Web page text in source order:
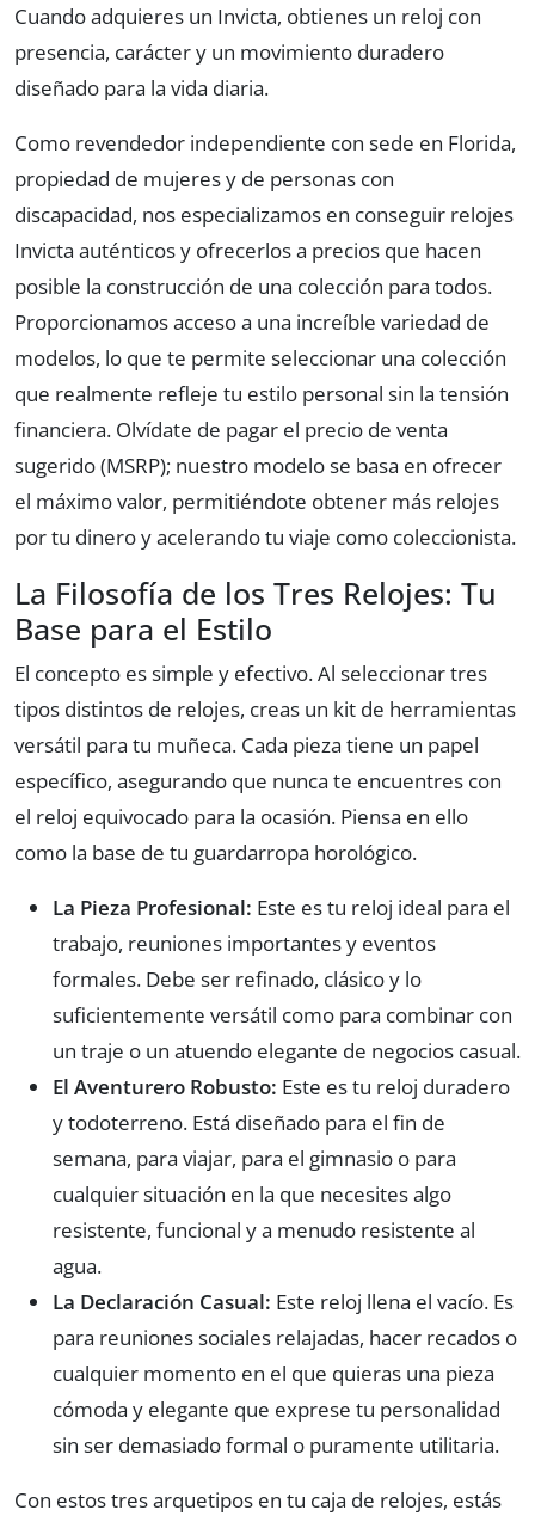
Cuando adquieres un Invicta, obtienes un reloj con
presencia, carácter y un movimiento duradero
diseñado para la vida diaria.
Como revendedor independiente con sede en Florida,
propiedad de mujeres y de personas con
discapacidad, nos especializamos en conseguir relojes
Invicta auténticos y ofrecerlos a precios que hacen
posible la construcción de una colección para todos.
Proporcionamos acceso a una increíble variedad de
modelos, lo que te permite seleccionar una colección
que realmente refleje tu estilo personal sin la tensión
financiera. Olvídate de pagar el precio de venta
sugerido (MSRP); nuestro modelo se basa en ofrecer
el máximo valor, permitiéndote obtener más relojes
por tu dinero y acelerando tu viaje como coleccionista.
La Filosofía de los Tres Relojes: Tu
Base para el Estilo
El concepto es simple y efectivo. Al seleccionar tres
tipos distintos de relojes, creas un kit de herramientas
versátil para tu muñeca. Cada pieza tiene un papel
específico, asegurando que nunca te encuentres con
el reloj equivocado para la ocasión. Piensa en ello
como la base de tu guardarropa horológico.
La Pieza Profesional: Este es tu reloj ideal para el
trabajo, reuniones importantes y eventos
formales. Debe ser refinado, clásico y lo
suficientemente versátil como para combinar con
un traje o un atuendo elegante de negocios casual.
El Aventurero Robusto: Este es tu reloj duradero
y todoterreno. Está diseñado para el fin de
semana, para viajar, para el gimnasio o para
cualquier situación en la que necesites algo
resistente, funcional y a menudo resistente al
agua.
La Declaración Casual: Este reloj llena el vacío. Es
para reuniones sociales relajadas, hacer recados o
cualquier momento en el que quieras una pieza
cómoda y elegante que exprese tu personalidad
sin ser demasiado formal o puramente utilitaria.
Con estos tres arquetipos en tu caja de relojes, estás